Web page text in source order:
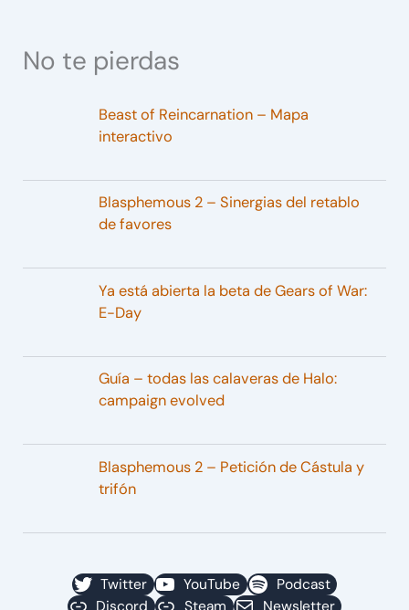
No te pierdas
Beast of Reincarnation – Mapa
interactivo
Blasphemous 2 – Sinergias del retablo
de favores
Ya está abierta la beta de Gears of War:
E-Day
Guía – todas las calaveras de Halo:
campaign evolved
Blasphemous 2 – Petición de Cástula y
trifón
Twitter YouTube
Podcast